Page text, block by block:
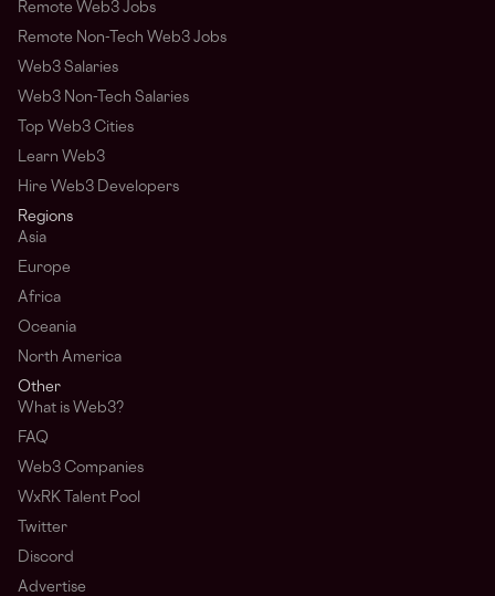
Remote Web3 Jobs
Remote Non-Tech Web3 Jobs
Web3 Salaries
Web3 Non-Tech Salaries
Top Web3 Cities
Learn Web3
Hire Web3 Developers
Regions
Asia
Europe
Africa
Oceania
North America
Other
What is Web3?
FAQ
Web3 Companies
WxRK Talent Pool
Twitter
Discord
Advertise